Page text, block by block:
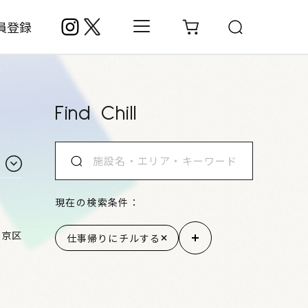
登録
区
Find Chill
現在の検索条件：
仕事帰りにチルする